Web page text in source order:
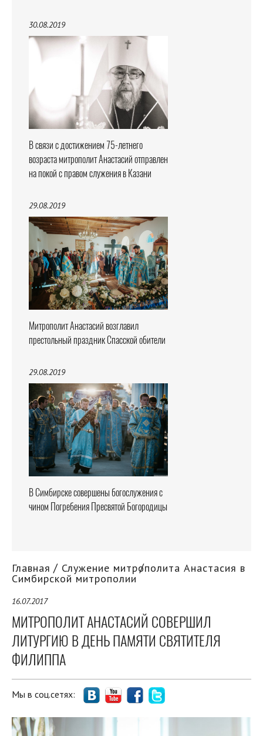
30.08.2019
В связи с достижением 75-летнего
возраста митрополит Анастасий отправлен
на покой с правом служения в Казани
29.08.2019
Митрополит Анастасий возглавил
престольный праздник Спасской обители
29.08.2019
В Симбирске совершены богослужения с
чином Погребения Пресвятой Богородицы
Главная Служение митрополита Анастасия в
Симбирской митрополии
16.07.2017
МИТРОПОЛИТ АНАСТАСИЙ СОВЕРШИЛ
ЛИТУРГИЮ В ДЕНЬ ПАМЯТИ СВЯТИТЕЛЯ
ФИЛИППА
Мы в соц.сетях: